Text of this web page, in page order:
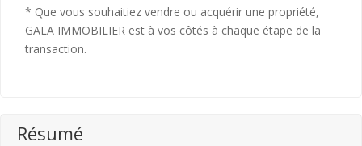
* Que vous souhaitiez vendre ou acquérir une propriété,
GALA IMMOBILIER est à vos côtés à chaque étape de la
transaction.
Résumé